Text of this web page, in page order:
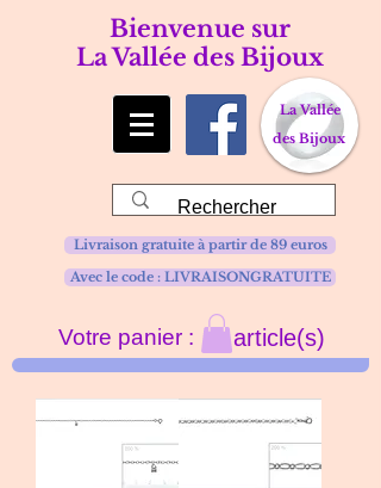
Bienvenue sur
La Vallée des Bijoux
La Vallée
des Bijoux
Avec le code : LIVRAISONGRATUITE
Livraison gratuite à partir de 89 euros
Votre panier : article(s)